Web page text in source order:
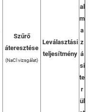
Szűrő
áteresztése
(NaCl vizsgálat)
Leválasztási
teljesítmény
al
m
a
z
á
si
te
r
ül